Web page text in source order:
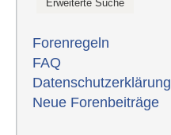
Forenregeln
FAQ
Datenschutzerklärung
Neue Forenbeiträge